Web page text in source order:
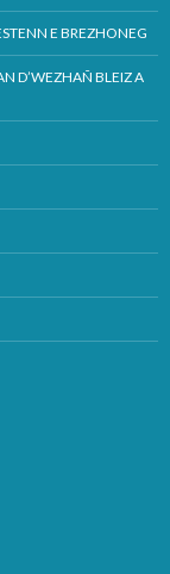
E BREZHONEG
D’WEZHAÑ BLEIZ A